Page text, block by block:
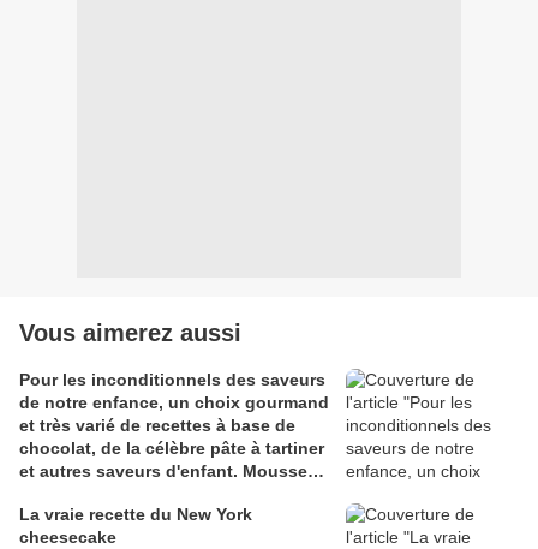
Vous aimerez aussi
Pour les inconditionnels des saveurs
de notre enfance, un choix gourmand
et très varié de recettes à base de
chocolat, de la célèbre pâte à tartiner
et autres saveurs d'enfant. Mousse
chocolat, coulant au cœur de
framboise, parfait au chocolat…
La vraie recette du New York
cheesecake